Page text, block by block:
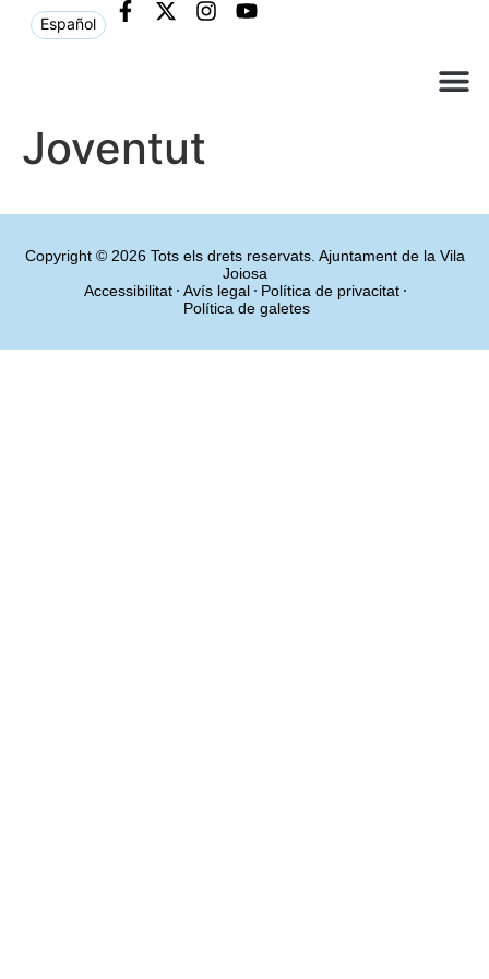
Español
Joventut
Copyright © 2026 Tots els drets reservats. Ajuntament de la Vila
Joiosa
Accessibilitat
Avís legal
Política de privacitat
Política de galetes